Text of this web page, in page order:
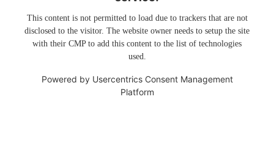
This content is not permitted to load due to trackers that are not
disclosed to the visitor. The website owner needs to setup the site
with their CMP to add this content to the list of technologies
used.
Powered by Usercentrics Consent Management
Platform